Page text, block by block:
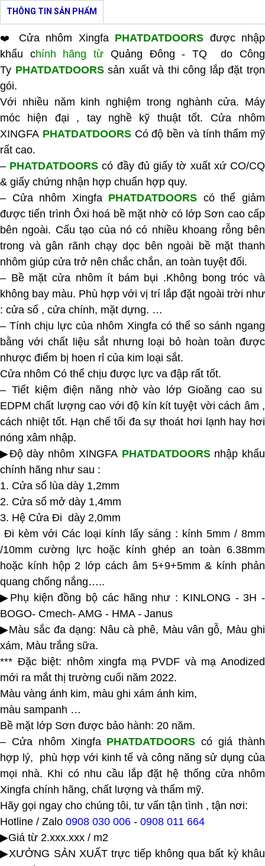
THÔNG TIN SẢN PHẨM
❤️ Cửa nhôm Xingfa PHATDATDOORS được nhập
khẩu chính hãng từ Quảng Đông - TQ do Công
Ty PHATDATDOORSsản xuất và thi công lắp đặt trọn
gói.
Với nhiều năm kinh nghiệm trong nghành cửa. Máy
móc hiện đại , tay nghề kỹ thuật tốt. Cửa nhôm
XINGFA PHATDATDOORSCó độ bền và tính thẩm mỹ
rất cao.
– PHATDATDOORS có đầy đủ giấy tờ xuất xứ CO/CQ
& giấy chứng nhận hợp chuẩn hợp quy.
– Cửa nhôm Xingfa PHATDATDOORS có thể giảm
được tiến trình Ôxi hoá bề mặt nhờ có lớp Sơn cao cấp
bên ngoài. Cấu tạo của nó có nhiều khoang rỗng bên
trong và gân rãnh chạy dọc bên ngoài bề mặt thanh
nhôm giúp cửa trở nên chắc chắn, an toàn tuyệt đối.
– Bề mặt cửa nhôm ít bám bụi .Không bong tróc và
không bay màu. Phù hợp với vị trí lắp đặt ngoài trời như
: cửa sổ , cửa chính, mặt dựng. …
– Tính chịu lực của nhôm Xingfa có thể so sánh ngang
bằng với chất liệu sắt nhưng loại bỏ hoàn toàn được
nhược điểm bị hoen rỉ của kim loại sắt.
Cửa nhôm Có thể chịu được lực va đập rất tốt.
– Tiết kiệm điện năng nhờ vào lớp Gioăng cao su
EDPM chất lượng cao với độ kín kít tuyệt vời cách âm ,
cách nhiệt tốt. Hạn chế tối đa sự thoát hơi lạnh hay hơi
nóng xâm nhập.
▶Độ dày nhôm XINGFA PHATDATDOORSnhập khẩu
chính hãng như sau :
1. Cửa sổ lùa dày 1,2mm
2. Cửa sổ mở dày 1,4mm
3. Hệ Cửa Đi dày 2,0mm
Đi kèm với Các loại kính lấy sáng : kính 5mm / 8mm
/10mm cường lực hoặc kính ghép an toàn 6.38mm
hoặc kính hộp 2 lớp cách âm 5+9+5mm & kính phản
quang chống nắng…..
▶Phụ kiện đồng bộ các hãng như : KINLONG - 3H -
BOGO- Cmech- AMG - HMA - Janus
▶Màu sắc đa dạng: Nâu cà phê, Màu vân gỗ, Màu ghi
xám, Màu trắng sữa.
*** Đặc biệt: nhôm xingfa mạ PVDF và mạ Anodized
mới ra mắt thị trường cuối năm 2022.
Màu vàng ánh kim, màu ghi xám ánh kim,
màu sampanh …
Bề mặt lớp Sơn được bảo hành: 20 năm.
– Cửa nhôm Xingfa PHATDATDOORS có giá thành
hợp lý, phù hợp với kinh tế và công năng sử dụng của
mọi nhà. Khi có nhu cầu lắp đặt hệ thống cửa nhôm
Xingfa chính hãng, chất lượng và thẩm mỹ.
Hãy gọi ngay cho chúng tôi, tư vấn tận tình , tận nơi:
Hotline / Zalo 0908 030 006 - 0908 011 664
▶Giá từ 2.xxx.xxx / m2
▶XƯỞNG SẢN XUẤT trực tiếp không qua bất kỳ khâu